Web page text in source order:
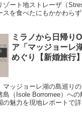
ゾート地ストレーザ（
スを食べたにもかかわら
ミラノから日帰り
ア「マッジョーレ
めぐり【新婚旅行】
ッジョーレ湖の島巡り
島（Isole Borromee）へ
魅力を現地レポートで詳